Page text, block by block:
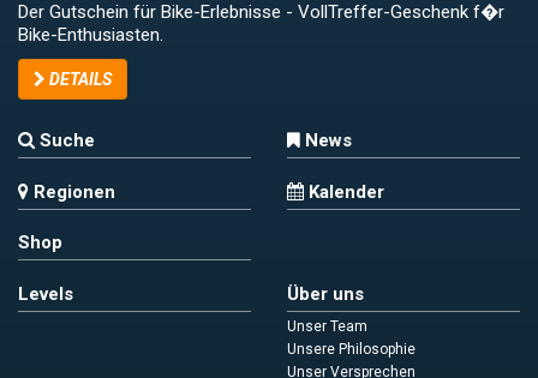
Der Gutschein für Bike-Erlebnisse - VollTreffer-Geschenk f�r
Bike-Enthusiasten.
DETAILS
Suche News
Regionen Kalender
Shop
Levels Über uns
Unser Team
Unsere Philosophie
Unser Versprechen